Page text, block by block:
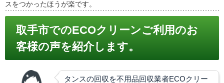
スをつかったほうが楽です。
取手市でのECOクリーンご利用のお
客様の声を紹介します。
タンスの回収を不用品回収業者ECOクリー